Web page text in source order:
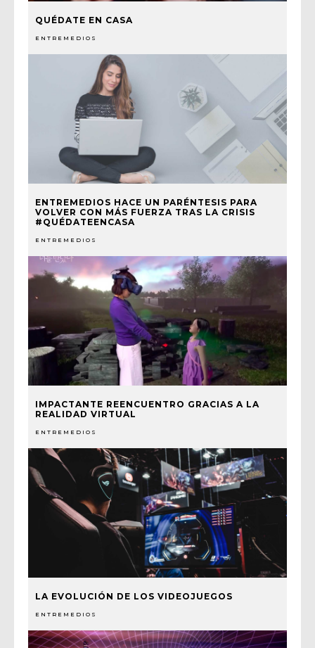
QUÉDATE EN CASA
ENTREMEDIOS
ENTREMEDIOS HACE UN PARÉNTESIS PARA
VOLVER CON MÁS FUERZA TRAS LA CRISIS
#QUÉDATEENCASA
ENTREMEDIOS
IMPACTANTE REENCUENTRO GRACIAS A LA
REALIDAD VIRTUAL
ENTREMEDIOS
LA EVOLUCIÓN DE LOS VIDEOJUEGOS
ENTREMEDIOS